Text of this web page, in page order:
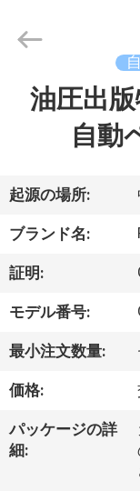
ロ
ダ
ク
ト
デ
オ
2015
International
Industry油圧出
自動
起源の場所:
ブランド名:
証明:
モデル番号:
最小注文数量:
価格:
パッケージの詳
細: